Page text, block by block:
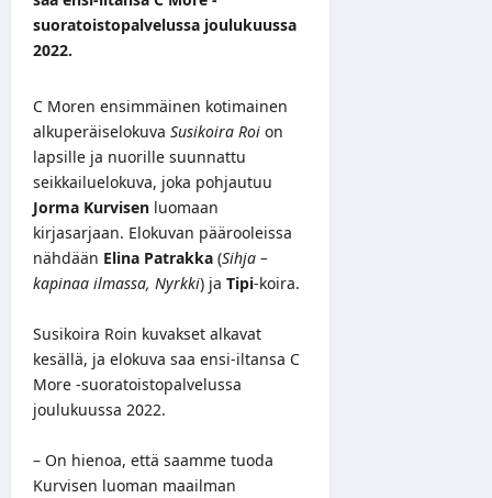
suoratoistopalvelussa joulukuussa
2022.
C Moren ensimmäinen kotimainen
alkuperäiselokuva Susikoira Roi on
lapsille ja nuorille suunnattu
seikkailuelokuva, joka pohjautuu
Jorma Kurvisen luomaan
kirjasarjaan. Elokuvan päärooleissa
nähdään Elina Patrakka (Sihja –
kapinaa ilmassa, Nyrkki) ja Tipi-koira.
Susikoira Roin kuvakset alkavat
kesällä, ja elokuva saa ensi-iltansa C
More -suoratoistopalvelussa
joulukuussa 2022.
– On hienoa, että saamme tuoda
Kurvisen luoman maailman